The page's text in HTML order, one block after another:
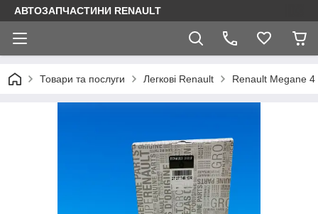
АВТОЗАПЧАСТИНИ RENAULT
Товари та послуги Легкові Renault Renault Megane 4